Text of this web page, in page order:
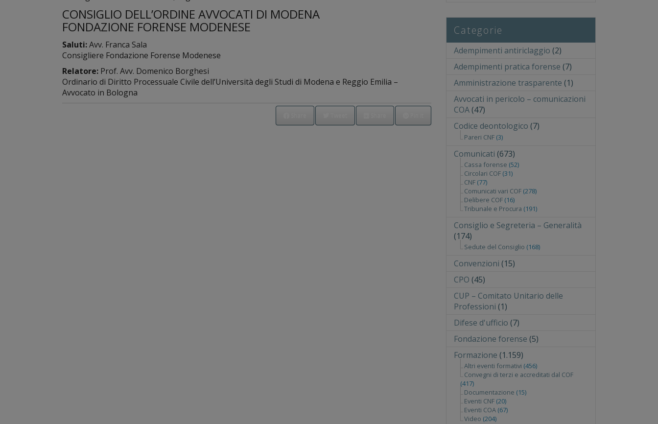
CONSIGLIO DELL’ORDINE AVVOCATI DI MODENA
FONDAZIONE FORENSE MODENESE
Saluti:Avv. Franca Sala
Consigliere Fondazione Forense Modenese
Relatore: Prof. Avv. Domenico Borghesi
Ordinario di Diritto Processuale Civile dell’Università degli Studi di Modena e Reggio Emilia –
Avvocato in Bologna
Categorie
Adempimenti antiriclaggio (2)
Adempimenti pratica forense (7)
Amministrazione trasparente (1)
Avvocati in pericolo – comunicazioni
COA(47)
Codice deontologico (7)
Pareri CNF (3)
Comunicati (673)
Cassa forense (52)
Circolari COF (31)
CNF (77)
Comunicati vari COF (278)
Delibere COF (16)
Tribunale e Procura (191)
Consiglio e Segreteria – Generalità
(174)
Sedute del Consiglio (168)
Convenzioni (15)
CPO (45)
CUP – Comitato Unitario delle
Professioni (1)
Difese d'ufficio (7)
Fondazione forense (5)
Formazione (1.159)
Altri eventi formativi (456)
Convegni di terzi e accreditati dal COF
(417)
Documentazione (15)
Eventi CNF (20)
Eventi COA (67)
Video (204)